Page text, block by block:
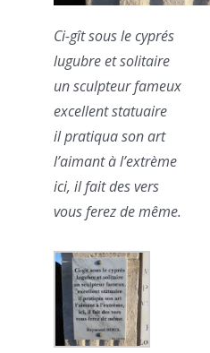
Ci-gît sous le cyprés
lugubre et solitaire
un sculpteur fameux
excellent statuaire
il pratiqua son art
l’aimant à l’extrème
ici, il fait des vers
vous ferez de même.